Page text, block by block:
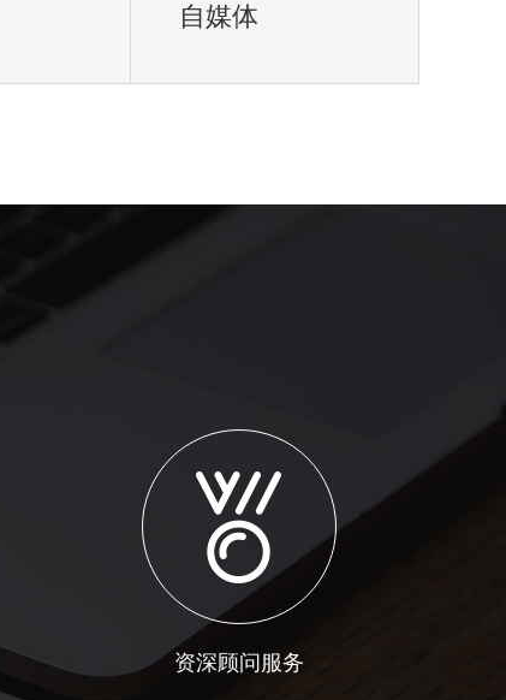
自媒体
资深顾问服务